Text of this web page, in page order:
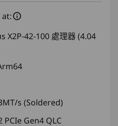
X2P-42-100 處理器 (4.04
s (Soldered)
PCIe Gen4 QLC